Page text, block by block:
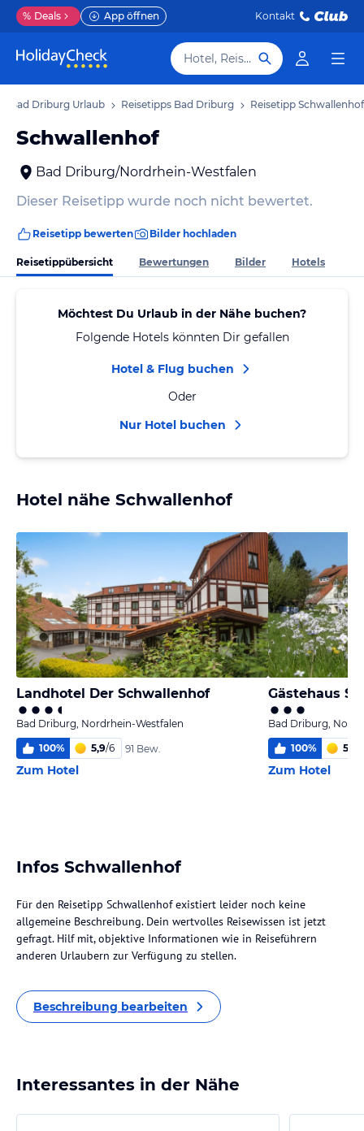
% Deals App öffnen Kontakt
Hotel, Reiseziel
Bad Driburg Urlaub Reisetipps Bad Driburg Reisetipp Schwallenhof
Schwallenhof
Bad Driburg/Nordrhein-Westfalen
Dieser Reisetipp wurde noch nicht bewertet.
Reisetipp bewerten Bilder hochladen
Reisetippübersicht Bewertungen Bilder Hotels
Möchtest Du Urlaub in der Nähe buchen?
Folgende Hotels könnten Dir gefallen
Hotel & Flug buchen
Oder
Nur Hotel buchen
Hotel nähe Schwallenhof
Landhotel Der Schwallenhof
Bad Driburg, Nordrhein-Westfalen
100% 5,9/6 91 Bew.
Zum Hotel
Gästehaus
Bad Driburg,
100% 5,1
Zum Hotel
Infos Schwallenhof
Für den Reisetipp Schwallenhof existiert leider noch keine
allgemeine Beschreibung. Dein wertvolles Reisewissen ist jetzt
gefragt. Hilf mit, objektive Informationen wie in Reiseführern
anderen Urlaubern zur Verfügung zu stellen.
Beschreibung bearbeiten
Interessantes in der Nähe